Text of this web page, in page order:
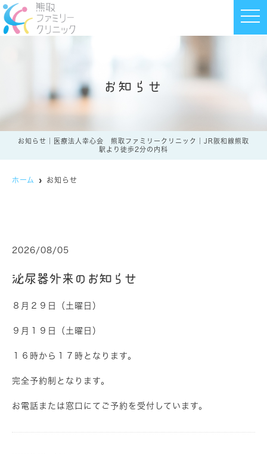
t
o
i
お知らせ
お知らせ｜医療法人幸心会 熊取ファミリークリニック｜JR阪和線熊取
駅より徒歩2分の内科
ホーム お知らせ
2026/08/05
泌尿器外来のお知らせ
８月２９日（土曜日）
９月１９日（土曜日）
１６時から１７時となります。
完全予約制となります。
お電話または窓口にてご予約を受付しています。